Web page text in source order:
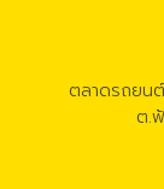
ตลาดรถยน
ต.